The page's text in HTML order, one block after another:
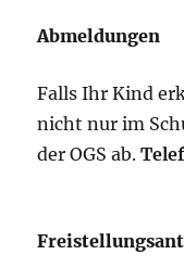
Abmeldungen
Falls Ihr Kind
nicht nur im
der OGS ab.